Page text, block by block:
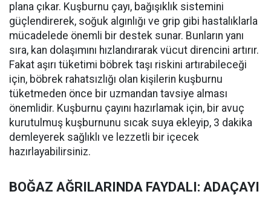
plana çıkar. Kuşburnu çayı, bağışıklık sistemini
güçlendirerek, soğuk algınlığı ve grip gibi hastalıklarla
mücadelede önemli bir destek sunar. Bunların yanı
sıra, kan dolaşımını hızlandırarak vücut direncini artırır.
Fakat aşırı tüketimi böbrek taşı riskini artırabileceği
için, böbrek rahatsızlığı olan kişilerin kuşburnu
tüketmeden önce bir uzmandan tavsiye alması
önemlidir. Kuşburnu çayını hazırlamak için, bir avuç
kurutulmuş kuşburnunu sıcak suya ekleyip, 3 dakika
demleyerek sağlıklı ve lezzetli bir içecek
hazırlayabilirsiniz.
BOĞAZ AĞRILARINDA FAYDALI: ADAÇAYI